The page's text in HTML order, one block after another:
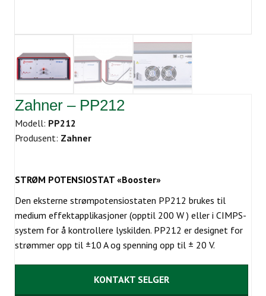
Zahner – PP212
Modell: PP212
Produsent: Zahner
STRØM POTENSIOSTAT «Booster»
Den eksterne strømpotensiostaten PP212 brukes til
medium effektapplikasjoner (opptil 200 W ) eller i CIMPS-
system for å kontrollere lyskilden. PP212 er designet for
strømmer opp til ±10 A og spenning opp til ± 20 V.
KONTAKT SELGER